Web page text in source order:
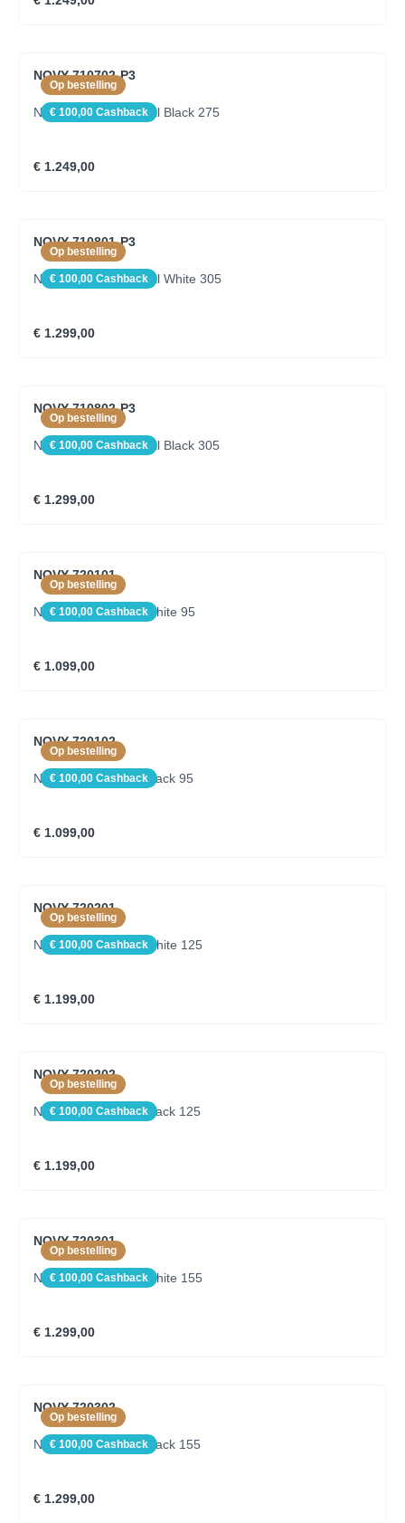
Op bestelling
€ 100,00 Cashback
NOVY 710702-P3
Novy Pendant Mineral Black 275
€ 1.249,00
Op bestelling
€ 100,00 Cashback
NOVY 710801-P3
Novy Pendant Mineral White 305
€ 1.299,00
Op bestelling
€ 100,00 Cashback
NOVY 710802-P3
Novy Pendant Mineral Black 305
€ 1.299,00
Op bestelling
€ 100,00 Cashback
NOVY 720101
Novy Shelf Mineral White 95
€ 1.099,00
Op bestelling
€ 100,00 Cashback
NOVY 720102
Novy Shelf Mineral Black 95
€ 1.099,00
Op bestelling
€ 100,00 Cashback
NOVY 720201
Novy Shelf Mineral White 125
€ 1.199,00
Op bestelling
€ 100,00 Cashback
NOVY 720202
Novy Shelf Mineral Black 125
€ 1.199,00
Op bestelling
€ 100,00 Cashback
NOVY 720301
Novy Shelf Mineral White 155
€ 1.299,00
Op bestelling
€ 100,00 Cashback
NOVY 720302
Novy Shelf Mineral Black 155
€ 1.299,00